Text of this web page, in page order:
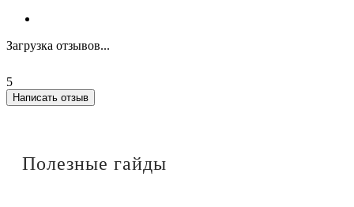
Загрузка отзывов...
5
Написать отзыв
Полезные гайды